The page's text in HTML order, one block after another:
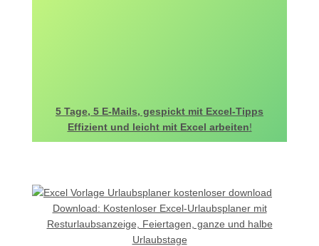
5 Tage, 5 E-Mails, gespickt mit Excel-Tipps
Effizient und leicht mit Excel arbeiten!
Download: Kostenloser Excel-Urlaubsplaner mit
Resturlaubsanzeige, Feiertagen, ganze und halbe
Urlaubstage